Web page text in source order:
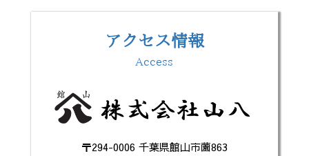
アクセス情報
Access
〒294-0006 千葉県館山市薗863